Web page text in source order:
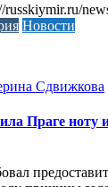
Новости
Сдвижкова
Праге ноту